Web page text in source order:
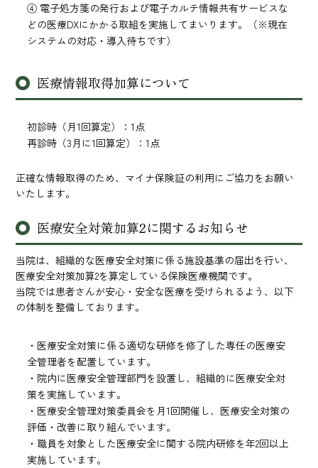
④ 電子処方箋の発行および電子カルテ情報共有サービスな
どの医療DXにかかる取組を実施してまいります。（※現在
システムの対応・導入待ちです）
医療情報取得加算について
初診時（月1回算定）：1点
再診時（3月に1回算定）：1点
正確な情報取得のため、マイナ保険証の利用にご協力をお願い
いたします。
医療安全対策加算2に関するお知らせ
当院は、組織的な医療安全対策に係る施設基準の届出を行い、
医療安全対策加算2を算定している保険医療機関です。
当院では患者さんが安心・安全な医療を受けられるよう、以下
の体制を整備しております。
・医療安全対策に係る適切な研修を修了した専任の医療安
全管理者を配置しています。
・院内に医療安全管理部門を設置し、組織的に医療安全対
策を実施しています。
・医療安全管理対策委員会を月1回開催し、医療安全対策の
評価・改善に取り組んでいます。
・職員を対象とした医療安全に関する院内研修を年2回以上
実施しています。